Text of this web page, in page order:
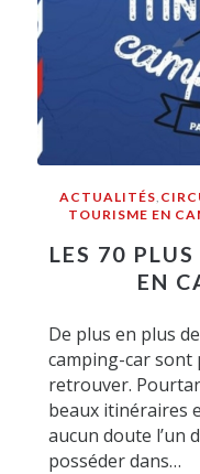
ACTUALITÉS
TOURISME EN
LES 70
EN
De plus en plus
camping-car sont
retrouver.
beaux itinéraires
aucun doute l’un
posséder dans…